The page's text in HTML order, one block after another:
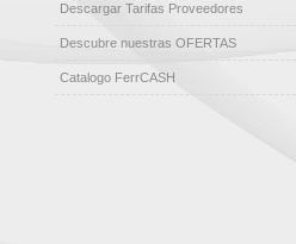
Descargar Tarifas Proveedores
Descubre nuestras OFERTAS
Catalogo FerrCASH